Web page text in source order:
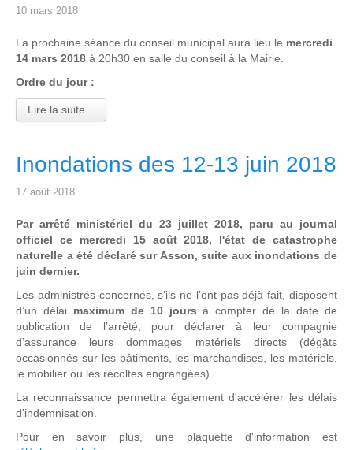
10 mars 2018
La prochaine séance du conseil municipal aura lieu le mercredi
14 mars 2018 à 20h30 en salle du conseil à la Mairie.
Ordre du jour :
Lire la suite...
Inondations des 12-13 juin 2018
17 août 2018
Par arrêté ministériel du 23 juillet 2018, paru au journal
officiel ce mercredi 15 août 2018, l'état de catastrophe
naturelle a été déclaré sur Asson, suite aux inondations de
juin dernier.
Les administrés concernés, s’ils ne l’ont pas déjà fait, disposent
d’un délai maximum de 10 jours à compter de la date de
publication de l’arrêté, pour déclarer à leur compagnie
d’assurance leurs dommages matériels directs (dégâts
occasionnés sur les bâtiments, les marchandises, les matériels,
le mobilier ou les récoltes engrangées).
La reconnaissance permettra également d'accélérer les délais
d'indemnisation.
Pour en savoir plus, une plaquette d'information est